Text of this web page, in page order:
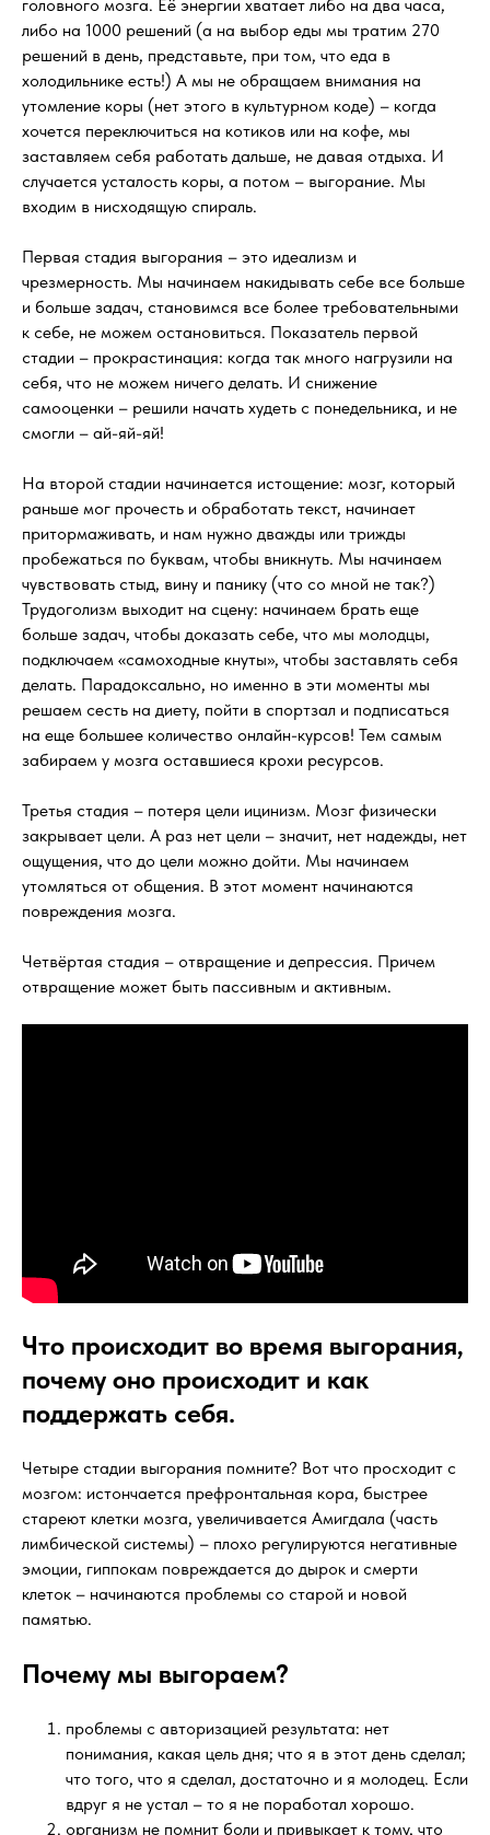
головного мозга. Её энергии хватает либо на два часа,
либо на 1000 решений (а на выбор еды мы тратим 270
решений в день, представьте, при том, что еда в
холодильнике есть!) А мы не обращаем внимания на
утомление коры (нет этого в культурном коде) – когда
хочется переключиться на котиков или на кофе, мы
заставляем себя работать дальше, не давая отдыха. И
случается усталость коры, а потом – выгорание. Мы
входим в нисходящую спираль.
Первая стадия выгорания – это идеализм и
чрезмерность. Мы начинаем накидывать себе все больше
и больше задач, становимся все более требовательными
к себе, не можем остановиться. Показатель первой
стадии – прокрастинация: когда так много нагрузили на
себя, что не можем ничего делать. И снижение
самооценки – решили начать худеть с понедельника, и не
смогли – ай-яй-яй!
На второй стадии начинается истощение: мозг, который
раньше мог прочесть и обработать текст, начинает
притормаживать, и нам нужно дважды или трижды
пробежаться по буквам, чтобы вникнуть. Мы начинаем
чувствовать стыд, вину и панику (что со мной не так?)
Трудоголизм выходит на сцену: начинаем брать еще
больше задач, чтобы доказать себе, что мы молодцы,
подключаем «самоходные кнуты», чтобы заставлять себя
делать. Парадоксально, но именно в эти моменты мы
решаем сесть на диету, пойти в спортзал и подписаться
на еще большее количество онлайн-курсов! Тем самым
забираем у мозга оставшиеся крохи ресурсов.
Третья стадия – потеря цели ицинизм. Мозг физически
закрывает цели. А раз нет цели – значит, нет надежды, нет
ощущения, что до цели можно дойти. Мы начинаем
утомляться от общения. В этот момент начинаются
повреждения мозга.
Четвёртая стадия – отвращение и депрессия. Причем
отвращение может быть пассивным и активным.
Что происходит во время выгорания,
почему оно происходит и как
поддержать себя.
Четыре стадии выгорания помните? Вот что просходит с
мозгом: истончается префронтальная кора, быстрее
стареют клетки мозга, увеличивается Амигдала (часть
лимбической системы) – плохо регулируются негативные
эмоции, гиппокам повреждается до дырок и смерти
клеток – начинаются проблемы со старой и новой
памятью.
Почему мы выгораем?
проблемы с авторизацией результата: нет
понимания, какая цель дня; что я в этот день сделал;
что того, что я сделал, достаточно и я молодец. Если
вдруг я не устал – то я не поработал хорошо.
организм не помнит боли и привыкает к тому, что